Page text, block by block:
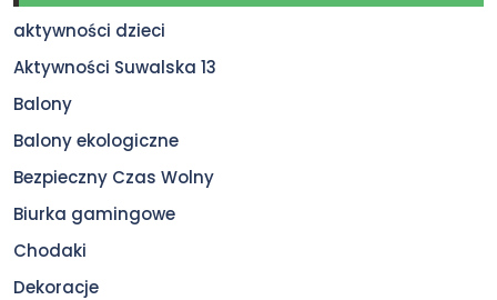
aktywności dzieci
Aktywności Suwalska 13
Balony
Balony ekologiczne
Bezpieczny Czas Wolny
Biurka gamingowe
Chodaki
Dekoracje